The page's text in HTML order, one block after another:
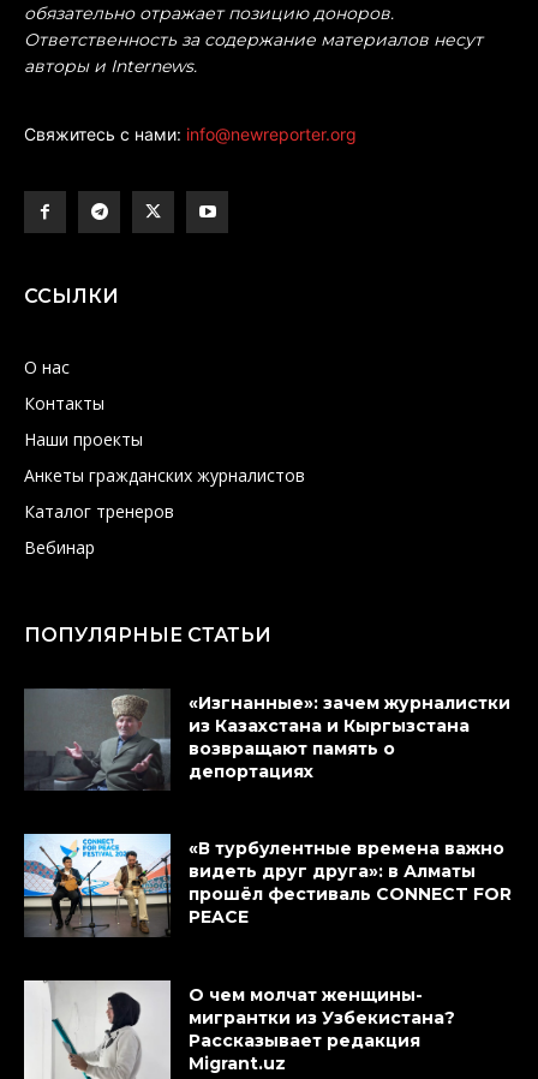
обязательно отражает позицию доноров.
Ответственность за содержание материалов несут
авторы и Internews.
Свяжитесь с нами: info@newreporter.org
ССЫЛКИ
О нас
Контакты
Наши проекты
Анкеты гражданских журналистов
Каталог тренеров
Вебинар
ПОПУЛЯРНЫЕ СТАТЬИ
«Изгнанные»: зачем журналистки
из Казахстана и Кыргызстана
возвращают память о
депортациях
«В турбулентные времена важно
видеть друг друга»: в Алматы
прошёл фестиваль CONNECT FOR
PEACE
О чем молчат женщины-
мигрантки из Узбекистана?
Рассказывает редакция
Migrant.uz